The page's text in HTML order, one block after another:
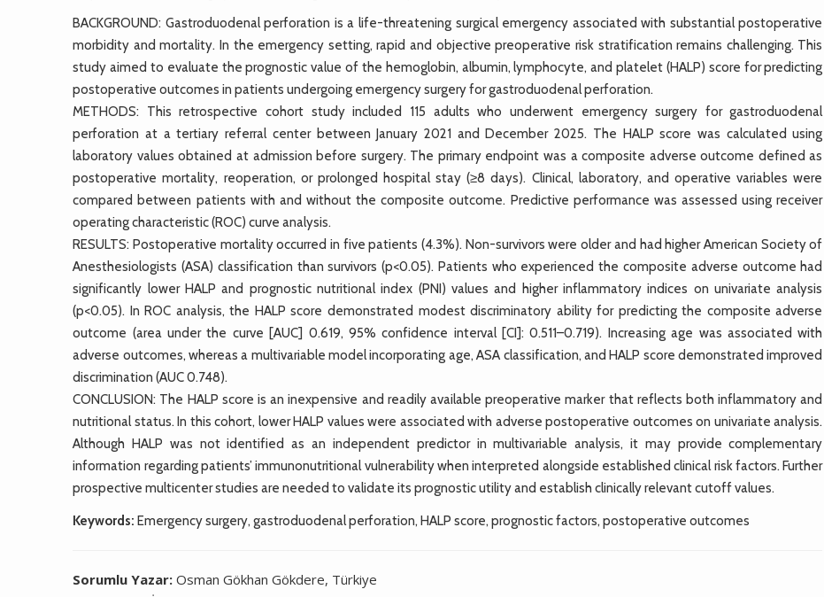
BACKGROUND: Gastroduodenal perforation is a life-threatening surgical emergency associated with substantial postoperative
morbidity and mortality. In the emergency setting, rapid and objective preoperative risk stratification remains challenging. This
study aimed to evaluate the prognostic value of the hemoglobin, albumin, lymphocyte, and platelet (HALP) score for predicting
postoperative outcomes in patients undergoing emergency surgery for gastroduodenal perforation.
METHODS: This retrospective cohort study included 115 adults who underwent emergency surgery for gastroduodenal
perforation at a tertiary referral center between January 2021 and December 2025. The HALP score was calculated using
laboratory values obtained at admission before surgery. The primary endpoint was a composite adverse outcome defined as
postoperative mortality, reoperation, or prolonged hospital stay (≥8 days). Clinical, laboratory, and operative variables were
compared between patients with and without the composite outcome. Predictive performance was assessed using receiver
operating characteristic (ROC) curve analysis.
RESULTS: Postoperative mortality occurred in five patients (4.3%). Non-survivors were older and had higher American Society of
Anesthesiologists (ASA) classification than survivors (p<0.05). Patients who experienced the composite adverse outcome had
significantly lower HALP and prognostic nutritional index (PNI) values and higher inflammatory indices on univariate analysis
(p<0.05). In ROC analysis, the HALP score demonstrated modest discriminatory ability for predicting the composite adverse
outcome (area under the curve [AUC] 0.619, 95% confidence interval [CI]: 0.511–0.719). Increasing age was associated with
adverse outcomes, whereas a multivariable model incorporating age, ASA classification, and HALP score demonstrated improved
discrimination (AUC 0.748).
CONCLUSION: The HALP score is an inexpensive and readily available preoperative marker that reflects both inflammatory and
nutritional status. In this cohort, lower HALP values were associated with adverse postoperative outcomes on univariate analysis.
Although HALP was not identified as an independent predictor in multivariable analysis, it may provide complementary
information regarding patients’ immunonutritional vulnerability when interpreted alongside established clinical risk factors. Further
prospective multicenter studies are needed to validate its prognostic utility and establish clinically relevant cutoff values.
Keywords: Emergency surgery, gastroduodenal perforation, HALP score, prognostic factors, postoperative outcomes
Sorumlu Yazar:Osman Gökhan Gökdere, Türkiye